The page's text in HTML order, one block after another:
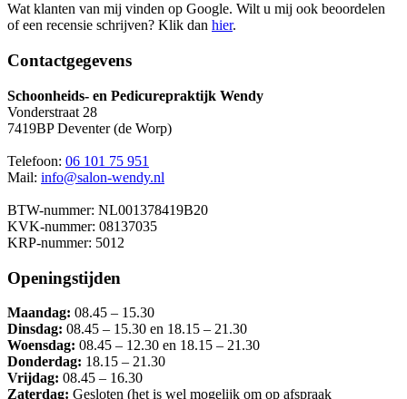
Wat klanten van mij vinden op Google. Wilt u mij ook beoordelen
of een recensie schrijven? Klik dan hier.
Contactgegevens
Schoonheids- en Pedicurepraktijk Wendy
Vonderstraat 28
7419BP Deventer (de Worp)
Telefoon: 06 101 75 951
Mail: info@salon-wendy.nl
BTW-nummer: NL001378419B20
KVK-nummer: 08137035
KRP-nummer: 5012
Openingstijden
Maandag: 08.45 – 15.30
Dinsdag: 08.45 – 15.30 en 18.15 – 21.30
Woensdag: 08.45 – 12.30 en 18.15 – 21.30
Donderdag: 18.15 – 21.30
Vrijdag: 08.45 – 16.30
Zaterdag: Gesloten (het is wel mogelijk om op afspraak